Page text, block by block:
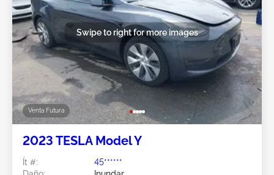
Venta Futura
Swipe to right for more images
2023 TESLA Model Y
Ít #:
45******